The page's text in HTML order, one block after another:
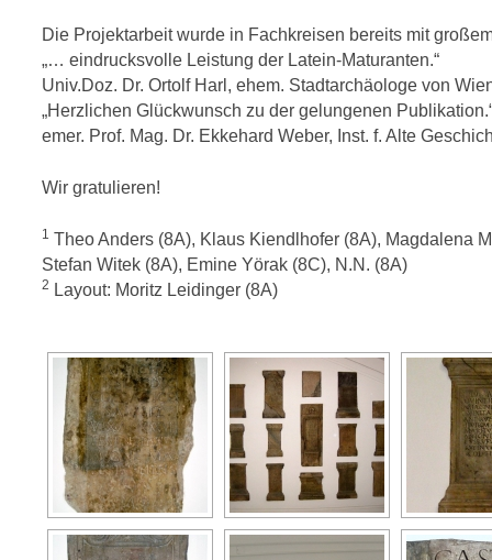
Die Projektarbeit wurde in Fachkreisen bereits mit
„… eindrucksvolle Leistung der Latein-Maturanten.“
Univ.Doz. Dr. Ortolf Harl, ehem. Stadtarchäologe von
„Herzlichen Glückwunsch zu der gelungenen
emer. Prof. Mag. Dr. Ekkehard Weber, Inst. f. Alte
Wir gratulieren!
1 Theo Anders (8A), Klaus Kiendlhofer (8A), Magdalena
Stefan Witek (8A), Emine Yörak (8C), N.N. (8A)
2 Layout: Moritz Leidinger (8A)